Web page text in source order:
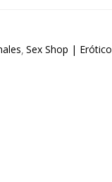
Sex Shop | Erótico